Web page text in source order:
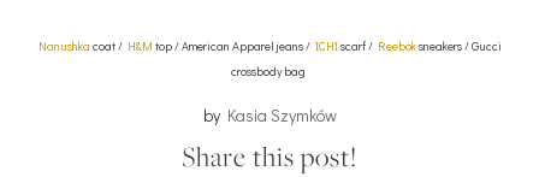
Nanushka coat / H&M top / American Apparel jeans / ICHIscarf / Reeboksneakers / Gucci
crossbody bag
by Kasia Szymków
Share this post!